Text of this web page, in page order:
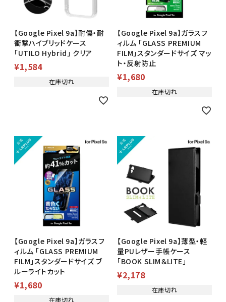
【Google Pixel 9a】耐傷・耐
衝撃ハイブリッドケース
「UTILO Hybrid」 クリア
¥1,584
在庫切れ
【Google Pixel 9a】ガラスフ
ィルム 「GLASS PREMIUM
FILM」スタンダードサイズ マッ
ト・反射防止
¥1,680
在庫切れ
【Google Pixel 9a】ガラスフ
ィルム 「GLASS PREMIUM
FILM」スタンダードサイズ ブ
ルーライトカット
¥1,680
在庫切れ
【Google Pixel 9a】薄型・軽
量PUレザー手帳ケース
「BOOK SLIM＆LITE」
¥2,178
在庫切れ